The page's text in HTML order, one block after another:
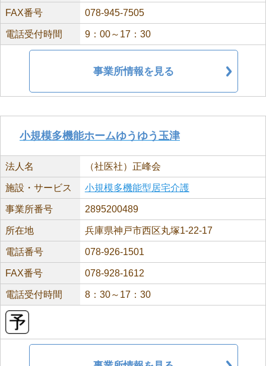
FAX番号 078-945-7505
電話受付時間 9：00～17：30
事業所情報を見る
小規模多機能ホームゆうゆう玉津
法人名 （社医社）正峰会
施設・サービス 小規模多機能型居宅介護
事業所番号 2895200489
所在地 兵庫県神戸市西区丸塚1-22-17
電話番号 078-926-1501
FAX番号 078-928-1612
電話受付時間 8：30～17：30